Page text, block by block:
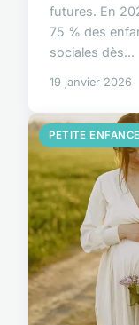
futures. En
75 % des
sociales dès...
19 janvier 2026
PETITE ENFANCE